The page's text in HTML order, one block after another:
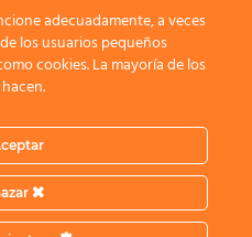
adecuadamente, a veces
los usuarios pequeños
cookies. La mayoría de los